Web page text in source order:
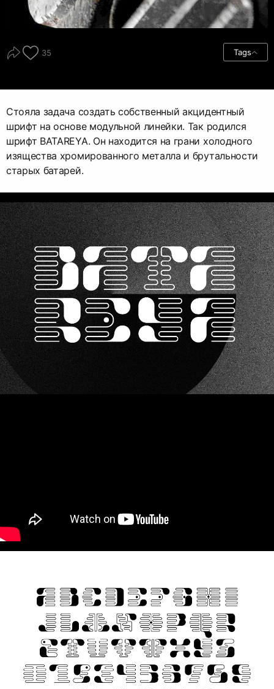
35 Tags
Стояла задача создать собственный акцидентный
шрифт на основе модульной линейки. Так родился
шрифт BATAREYA. Он находится на грани холодного
изящества хромированного металла и брутальности
старых батарей.